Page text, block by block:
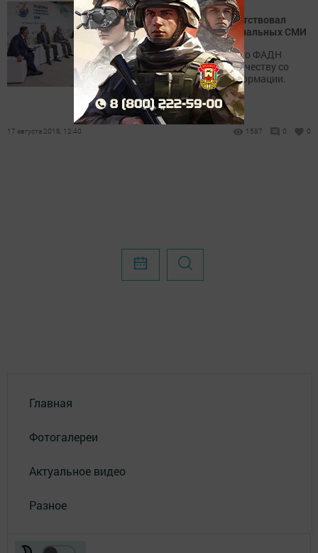
Глава агентства по делам
национальностей поприветствовал
участников Форума региональных СМИ
Игорь Баринов отметил, что ФАДН
всегда открыто к сотрудничеству со
средствами массовой информации.
17 августа 2018, 12:40 1587 0 0
Главная
Фотогалереи
Актуальное видео
Разное